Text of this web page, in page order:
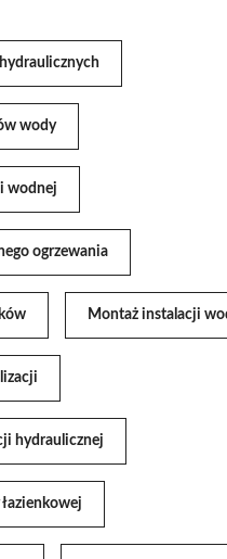
wody
wodnej
ogrzewania
Montaż instalacji
hydraulicznej